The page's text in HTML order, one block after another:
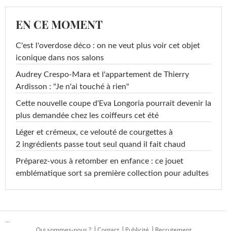
EN CE MOMENT
C'est l'overdose déco : on ne veut plus voir cet objet
iconique dans nos salons
Audrey Crespo-Mara et l'appartement de Thierry
Ardisson : "Je n'ai touché à rien"
Cette nouvelle coupe d'Eva Longoria pourrait devenir la
plus demandée chez les coiffeurs cet été
Léger et crémeux, ce velouté de courgettes à
2 ingrédients passe tout seul quand il fait chaud
Préparez-vous à retomber en enfance : ce jouet
emblématique sort sa première collection pour adultes
...